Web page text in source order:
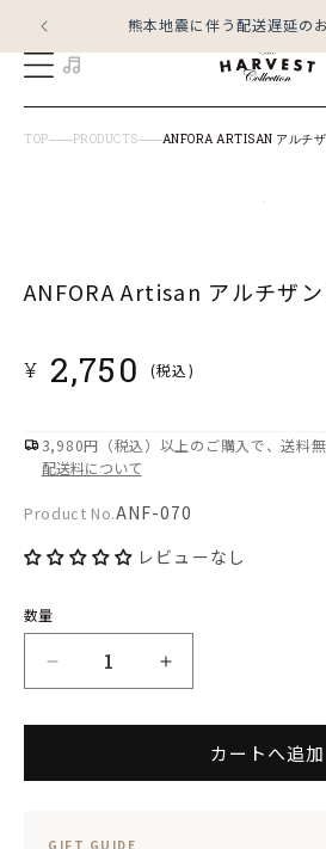
ンツに
進む
熊本地震に伴う配送遅延の
TOP PRODUCTS ANFORA ARTISAN アルチ
ダ
ANFORA Artisan アルチザ
通
格
¥ 2,750 (税込)
3,980円（税込）以上のご購入で、送料無
配送料について
Product
No.:
Product No.ANF-070
レビューなし
数量
ANFORA
Artisan
チ
ANFORA
Artisan
カートへ追加
GIFT GUIDE